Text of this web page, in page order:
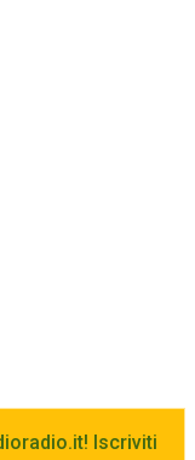
Iscriviti